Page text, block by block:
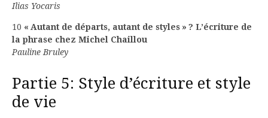
Ilias Yocaris
10 « Autant de départs, autant de styles » ? L’écriture de
la phrase chez Michel Chaillou
Pauline Bruley
Partie 5: Style d’écriture et style
de vie